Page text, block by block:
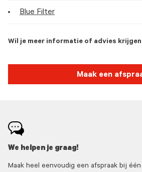
Blue Filter
Wil je meer informatie of advies
Maak een
We helpen je graag!
Maak heel eenvoudig een afspraak bij